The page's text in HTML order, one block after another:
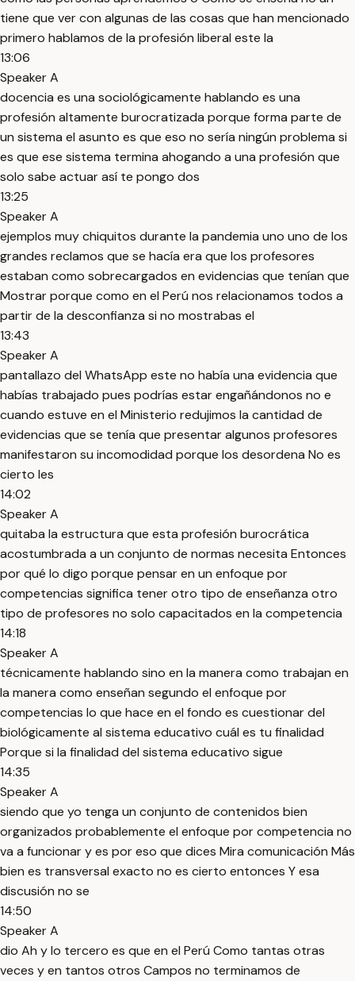
tiene que ver con algunas de las cosas que han mencionado
primero hablamos de la profesión liberal este la
13:06
Speaker A
docencia es una sociológicamente hablando es una
profesión altamente burocratizada porque forma parte de
un sistema el asunto es que eso no sería ningún problema si
es que ese sistema termina ahogando a una profesión que
solo sabe actuar así te pongo dos
13:25
Speaker A
ejemplos muy chiquitos durante la pandemia uno uno de los
grandes reclamos que se hacía era que los profesores
estaban como sobrecargados en evidencias que tenían que
Mostrar porque como en el Perú nos relacionamos todos a
partir de la desconfianza si no mostrabas el
13:43
Speaker A
pantallazo del WhatsApp este no había una evidencia que
habías trabajado pues podrías estar engañándonos no e
cuando estuve en el Ministerio redujimos la cantidad de
evidencias que se tenía que presentar algunos profesores
manifestaron su incomodidad porque los desordena No es
cierto les
14:02
Speaker A
quitaba la estructura que esta profesión burocrática
acostumbrada a un conjunto de normas necesita Entonces
por qué lo digo porque pensar en un enfoque por
competencias significa tener otro tipo de enseñanza otro
tipo de profesores no solo capacitados en la competencia
14:18
Speaker A
técnicamente hablando sino en la manera como trabajan en
la manera como enseñan segundo el enfoque por
competencias lo que hace en el fondo es cuestionar del
biológicamente al sistema educativo cuál es tu finalidad
Porque si la finalidad del sistema educativo sigue
14:35
Speaker A
siendo que yo tenga un conjunto de contenidos bien
organizados probablemente el enfoque por competencia no
va a funcionar y es por eso que dices Mira comunicación Más
bien es transversal exacto no es cierto entonces Y esa
discusión no se
14:50
Speaker A
dio Ah y lo tercero es que en el Perú Como tantas otras
veces y en tantos otros Campos no terminamos de